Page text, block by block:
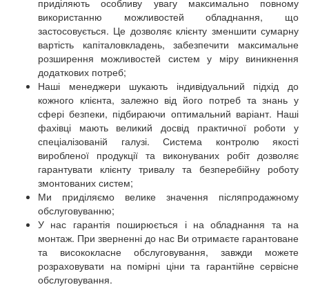
використанню можливостей обладнання, що
застосовується. Це дозволяє клієнту зменшити сумарну
вартість капіталовкладень, забезпечити максимальне
розширення можливостей систем у міру виникнення
додаткових потреб;
Наші менеджери шукають індивідуальний підхід до
кожного клієнта, залежно від його потреб та знань у
сфері безпеки, підбираючи оптимальний варіант. Наші
фахівці мають великий досвід практичної роботи у
спеціалізованій галузі. Система контролю якості
виробленої продукції та виконуваних робіт дозволяє
гарантувати клієнту тривалу та безперебійну роботу
змонтованих систем;
Ми приділяємо велике значення післяпродажному
обслуговуванню;
У нас гарантія поширюється і на обладнання та на
монтаж. При зверненні до нас Ви отримаєте гарантоване
та висококласне обслуговування, завжди можете
розраховувати на помірні ціни та гарантійне сервісне
обслуговування.